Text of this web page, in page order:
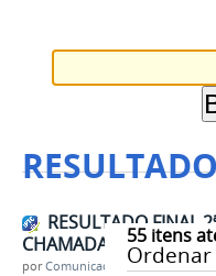
55itens
RESULTADO FINAL
CHAMADA
porComunicação COARI